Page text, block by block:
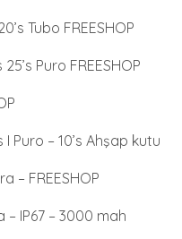
Tubo FREESHOP
Puro FREESHOP
Puro – 10’s Ahşap kutu
– FREESHOP
IP67 – 3000 mah